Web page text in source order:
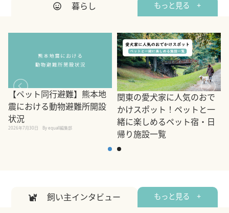
暮らし もっと見る +
【ペット同行避難】熊本地
震における動物避難所開設
状況
2026年7月30日 By equall編集部
関東の愛犬家に人気のおで
かけスポット！ペットと一
緒に楽しめるペット宿・日
帰り施設一覧
飼い主インタビュー もっと見る +